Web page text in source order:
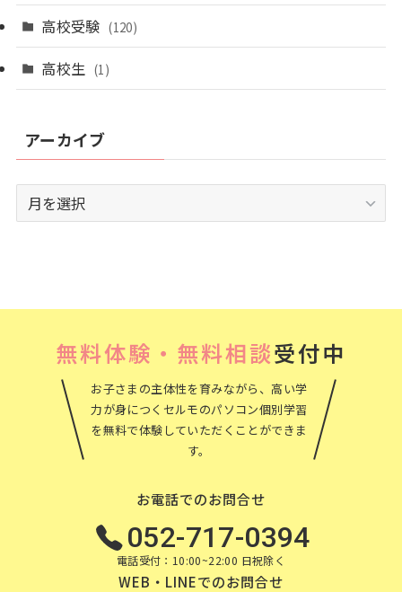
高校受験 (120)
高校生 (1)
アーカイブ
ー
無料体験・無料相談受付中
お子さまの主体性を育みながら、高い学
力が身につくセルモのパソコン個別学習
を無料で体験していただくことができま
す。
お電話でのお問合せ
052-717-0394
電話受付：10:00~22:00 日祝除く
WEB・LINEでのお問合せ